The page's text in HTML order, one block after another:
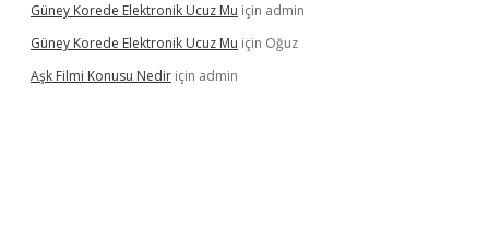
Güney Korede Elektronik Ucuz Mu için admin
Güney Korede Elektronik Ucuz Mu için Oğuz
Aşk Filmi Konusu Nedir için admin